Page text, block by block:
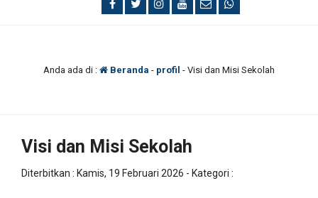
Anda ada di : Beranda - profil - Visi dan Misi Sekolah
Visi dan Misi Sekolah
Diterbitkan : Kamis, 19 Februari 2026 - Kategori :